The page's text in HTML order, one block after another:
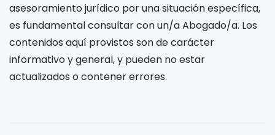
asesoramiento jurídico por una situación específica,
es fundamental consultar con un/a Abogado/a. Los
contenidos aquí provistos son de carácter
informativo y general, y pueden no estar
actualizados o contener errores.